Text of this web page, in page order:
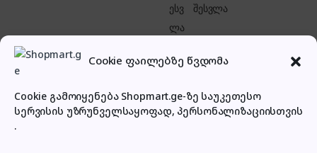
Cookie ფაილებზე წვდომა
Cookie გამოიყენება Shopmart.ge-ზე საუკეთესო
სერვისის უზრუნველსაყოფად, პერსონალიზაციისთვის
.
შესვლა
პირადი კაბინეტი